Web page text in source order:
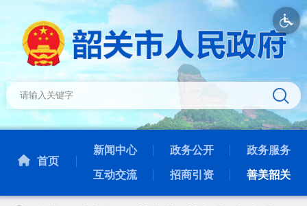
首页
新闻中心 政务公开 政务服务
互动交流 招商引资 善美韶关